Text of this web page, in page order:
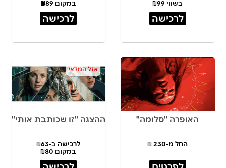
בשווי ₪99
לרכישה
במקום ₪89
לרכישה
האופרה "סלומה"
החל מ-230 ₪
ההצגה "זו שכותבת אותי"
לרכישה ב-₪63
במקום ₪80
אזל המלאי